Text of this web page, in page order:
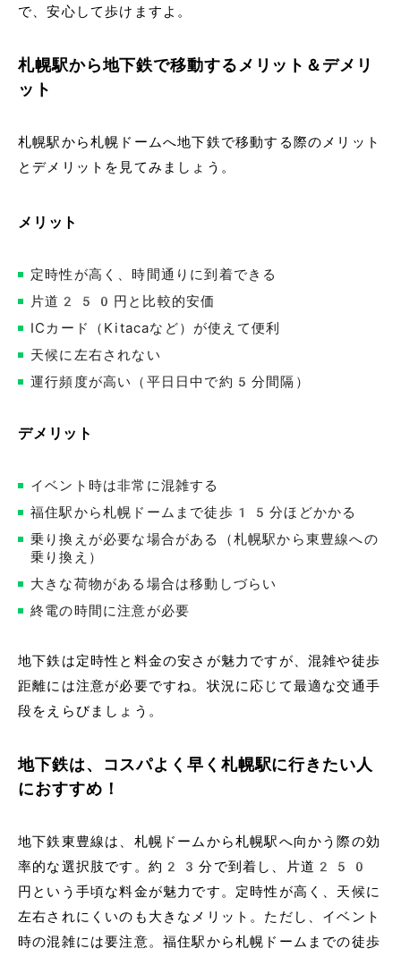
で、安心して歩けますよ。
札幌駅から地下鉄で移動するメリット＆デメリ
ット
札幌駅から札幌ドームへ地下鉄で移動する際のメリット
とデメリットを見てみましょう。
メリット
定時性が高く、時間通りに到着できる
片道250円と比較的安価
ICカード（Kitacaなど）が使えて便利
天候に左右されない
運行頻度が高い（平日日中で約5分間隔）
デメリット
イベント時は非常に混雑する
福住駅から札幌ドームまで徒歩15分ほどかかる
乗り換えが必要な場合がある（札幌駅から東豊線への
乗り換え）
大きな荷物がある場合は移動しづらい
終電の時間に注意が必要
地下鉄は定時性と料金の安さが魅力ですが、混雑や徒歩
距離には注意が必要ですね。状況に応じて最適な交通手
段をえらびましょう。
地下鉄は、コスパよく早く札幌駅に行きたい人
におすすめ！
地下鉄東豊線は、札幌ドームから札幌駅へ向かう際の効
率的な選択肢です。約23分で到着し、片道250
円という手頃な料金が魅力です。定時性が高く、天候に
左右されにくいのも大きなメリット。ただし、イベント
時の混雑には要注意。福住駅から札幌ドームまでの徒歩